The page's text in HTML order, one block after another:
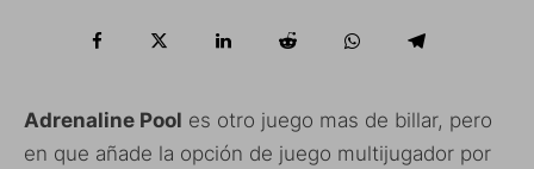
Adrenaline Pool es otro juego mas de billar, pero
en que añade la opción de juego multijugador por